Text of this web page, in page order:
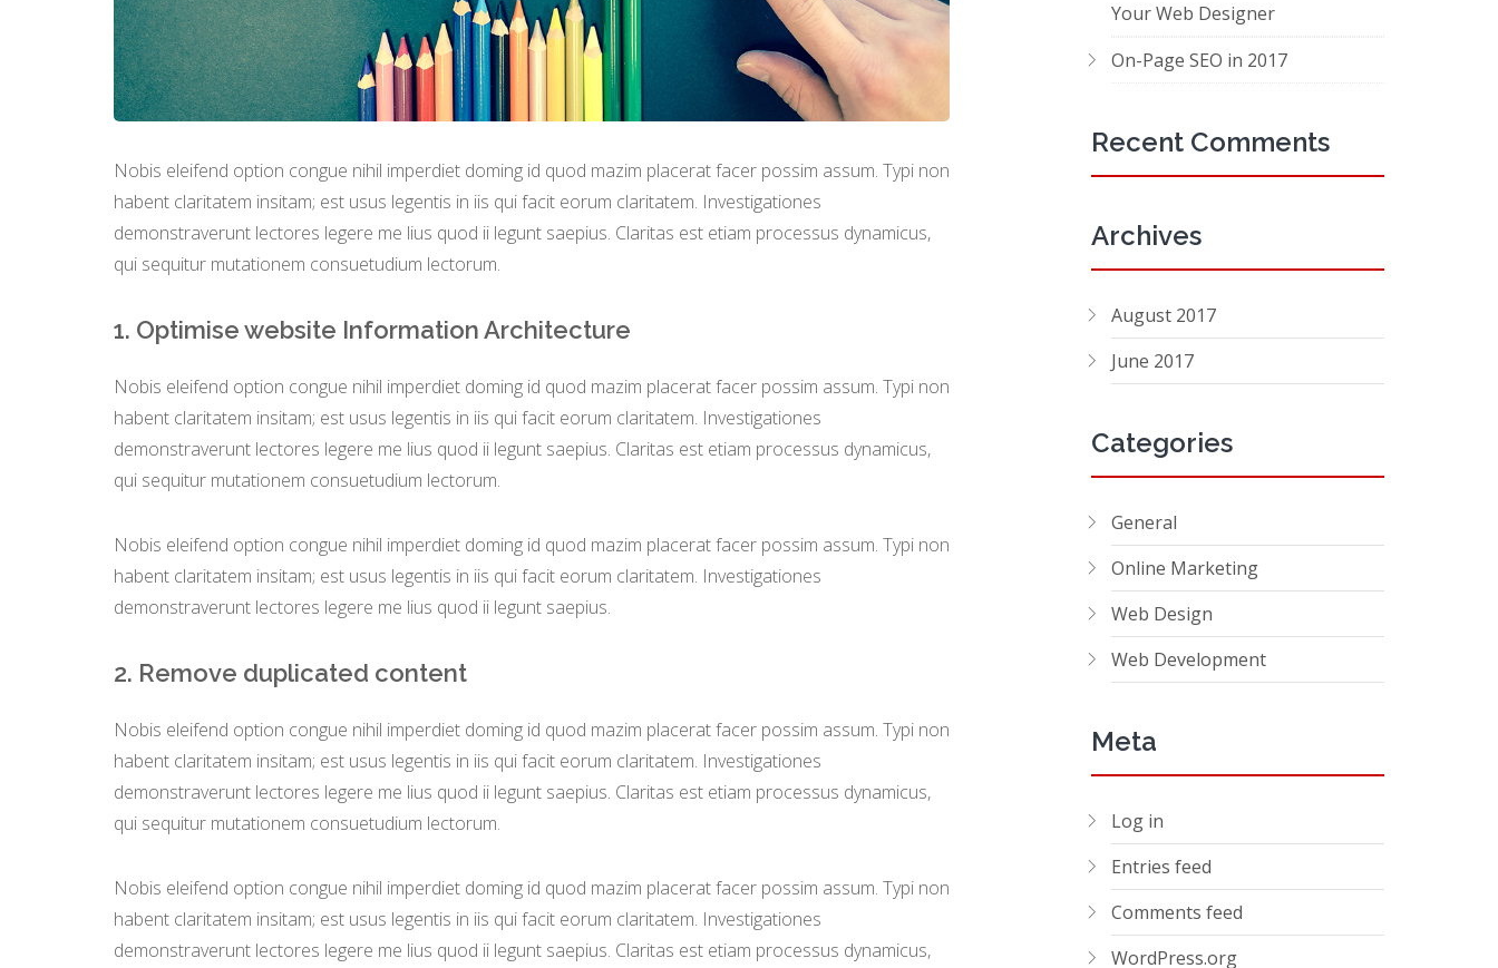
Nobis eleifend option congue nihil imperdiet doming id quod mazim placerat facer possim assum. Typi non
habent claritatem insitam; est usus legentis in iis qui facit eorum claritatem. Investigationes
demonstraverunt lectores legere me lius quod ii legunt saepius. Claritas est etiam processus dynamicus,
qui sequitur mutationem consuetudium lectorum.
1. Optimise website Information Architecture
Nobis eleifend option congue nihil imperdiet doming id quod mazim placerat facer possim assum. Typi non
habent claritatem insitam; est usus legentis in iis qui facit eorum claritatem. Investigationes
demonstraverunt lectores legere me lius quod ii legunt saepius. Claritas est etiam processus dynamicus,
qui sequitur mutationem consuetudium lectorum.
Nobis eleifend option congue nihil imperdiet doming id quod mazim placerat facer possim assum. Typi non
habent claritatem insitam; est usus legentis in iis qui facit eorum claritatem. Investigationes
demonstraverunt lectores legere me lius quod ii legunt saepius.
2. Remove duplicated content
Nobis eleifend option congue nihil imperdiet doming id quod mazim placerat facer possim assum. Typi non
habent claritatem insitam; est usus legentis in iis qui facit eorum claritatem. Investigationes
demonstraverunt lectores legere me lius quod ii legunt saepius. Claritas est etiam processus dynamicus,
qui sequitur mutationem consuetudium lectorum.
Nobis eleifend option congue nihil imperdiet doming id quod mazim placerat facer possim assum. Typi non
habent claritatem insitam; est usus legentis in iis qui facit eorum claritatem. Investigationes
demonstraverunt lectores legere me lius quod ii legunt saepius. Claritas est etiam processus dynamicus,
Your Web Designer
On-Page SEO in 2017
Recent Comments
Archives
August 2017
June 2017
Categories
General
Online Marketing
Web Design
Web Development
Meta
Log in
Entries feed
Comments feed
WordPress.org